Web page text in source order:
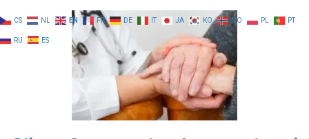
to
content
CS NL EN FR DE IT JA KO NO PL PT
RU ES